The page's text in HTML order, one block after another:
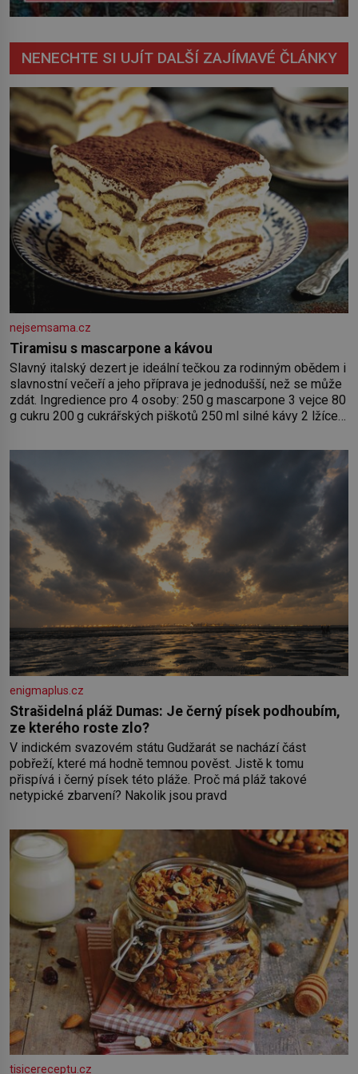
NENECHTE SI UJÍT DALŠÍ ZAJÍMAVÉ ČLÁNKY
nejsemsama.cz
Tiramisu s mascarpone a kávou
Slavný italský dezert je ideální tečkou za rodinným obědem i
slavnostní večeří a jeho příprava je jednodušší, než se může
zdát. Ingredience pro 4 osoby: 250 g mascarpone 3 vejce 80
g cukru 200 g cukrářských piškotů 250 ml silné kávy 2 lžíce
bílků. Žloutky vyšlehejte s cukrem do světlé pěny a postupně
do nich vmíchejte mascarpone, aby vznikl hladký
enigmaplus.cz
Strašidelná pláž Dumas: Je černý písek podhoubím,
ze kterého roste zlo?
V indickém svazovém státu Gudžarát se nachází část
pobřeží, které má hodně temnou pověst. Jistě k tomu
přispívá i černý písek této pláže. Proč má pláž takové
netypické zbarvení? Nakolik jsou pravd
tisicereceptu.cz